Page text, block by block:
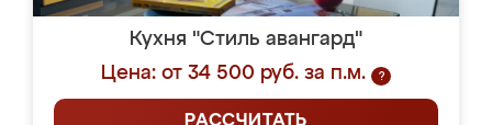
Кухня "Стиль авангард"
Цена: от 34 500 руб. за п.м.
?